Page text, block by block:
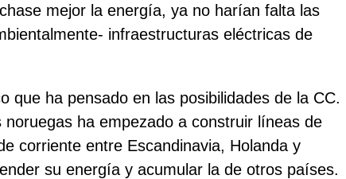
mejor la energía, ya no harían falta las
infraestructuras eléctricas de
que ha pensado en las posibilidades de la CC.
ha empezado a construir líneas de
corriente entre Escandinavia, Holanda y
su energía y acumular la de otros países.